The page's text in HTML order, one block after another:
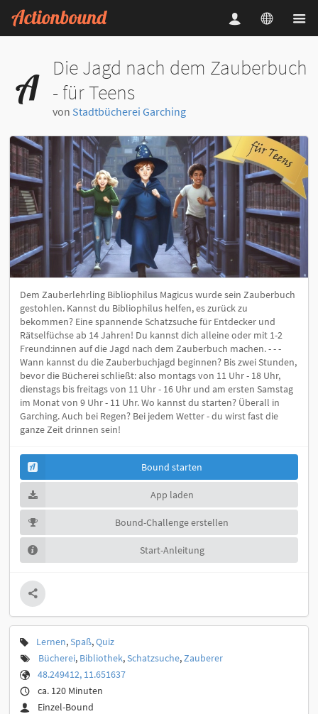
Die Jagd nach dem Zauberbuch
- für Teens
von Stadtbücherei Garching
Dem Zauberlehrling Bibliophilus Magicus wurde sein Zauberbuch
gestohlen. Kannst du Bibliophilus helfen, es zurück zu
bekommen? Eine spannende Schatzsuche für Entdecker und
Rätselfüchse ab 14 Jahren! Du kannst dich alleine oder mit 1-2
Freund:innen auf die Jagd nach dem Zauberbuch machen. - - -
Wann kannst du die Zauberbuchjagd beginnen? Bis zwei Stunden,
bevor die Bücherei schließt: also montags von 11 Uhr - 18 Uhr,
dienstags bis freitags von 11 Uhr - 16 Uhr und am ersten Samstag
im Monat von 9 Uhr - 11 Uhr. Wo kannst du starten? Überall in
Garching. Auch bei Regen? Bei jedem Wetter - du wirst fast die
ganze Zeit drinnen sein!
Bound starten
App laden
Bound-Challenge erstellen
Start-Anleitung
Lernen,Spaß,Quiz
Bücherei, Bibliothek,Schatzsuche,Zauberer
48.249412, 11.651637
ca. 120 Minuten
Einzel-Bound